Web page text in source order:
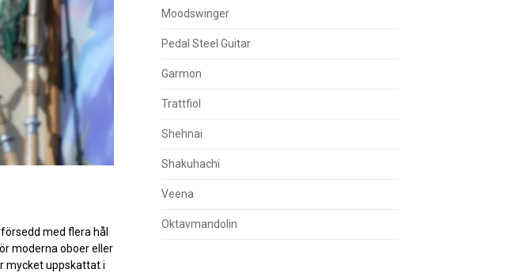
med flera hål
moderna oboer eller
mycket uppskattat i
Moodswinger
Pedal Steel Guitar
Garmon
Trattfiol
Shehnai
Shakuhachi
Veena
Oktavmandolin